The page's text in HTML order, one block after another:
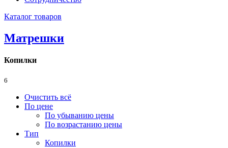
Каталог товаров
Матрешки
Копилки
6
Очистить всё
По цене
По убыванию цены
По возрастанию цены
Тип
Копилки